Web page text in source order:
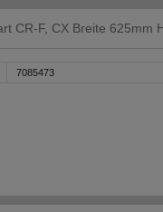
CR-F, CX Breite 625mm
7085473